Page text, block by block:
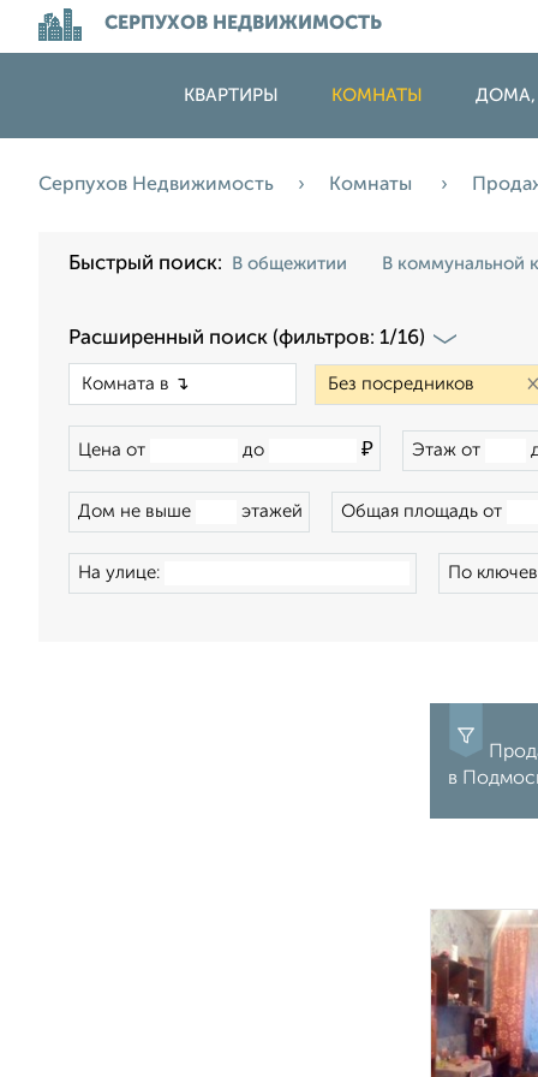
СЕРПУХОВ НЕДВИЖИМОСТЬ
КВАРТИРЫ КОМНАТЫ ДОМА,
Серпухов Недвижимость Комнаты
Быстрый поиск: В общежитии В коммунальной
Расширенный поиск (фильтров: 1/16)
×
Цена от до ₽ Этаж от
Дом не выше этажей Общая площадь от
На улице: По
в